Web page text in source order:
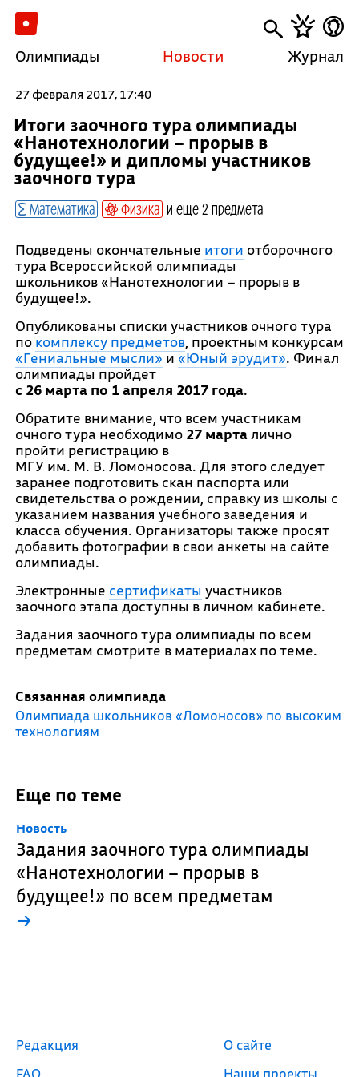
Олимпиады Новости Журнал
27 февраля 2017, 17:40
Итоги заочного тура олимпиады
«Нанотехнологии – прорыв в
будущее!» и дипломы участников
заочного тура
Математика Физика и еще 2 предмета
Подведены окончательные итоги отборочного
тура Всероссийской олимпиады
школьников «Нанотехнологии – прорыв в
будущее!».
Опубликованы списки участников очного тура
по комплексу предметов, проектным конкурсам
«Гениальные мысли»и«Юный эрудит». Финал
олимпиады пройдет
с 26 марта по 1 апреля 2017 года.
Обратите внимание, что всем участникам
очного тура необходимо 27 марталично
пройти регистрацию в
МГУ им. М. В. Ломоносова. Для этого следует
заранее подготовить скан паспорта или
свидетельства о рождении, справку из школы с
указанием названия учебного заведения и
класса обучения. Организаторы также просят
добавить фотографии в свои анкеты на сайте
олимпиады.
Электронные сертификаты участников
заочного этапа доступны в личном кабинете.
Задания заочного тура олимпиады по всем
предметам смотрите в материалах по теме.
Связанная олимпиада
Олимпиада школьников «Ломоносов» по высоким
технологиям
Еще по теме
Новость
Задания заочного тура олимпиады
«Нанотехнологии – прорыв в
будущее!» по всем предметам
→
Редакция
FAQ
О сайте
Наши проекты